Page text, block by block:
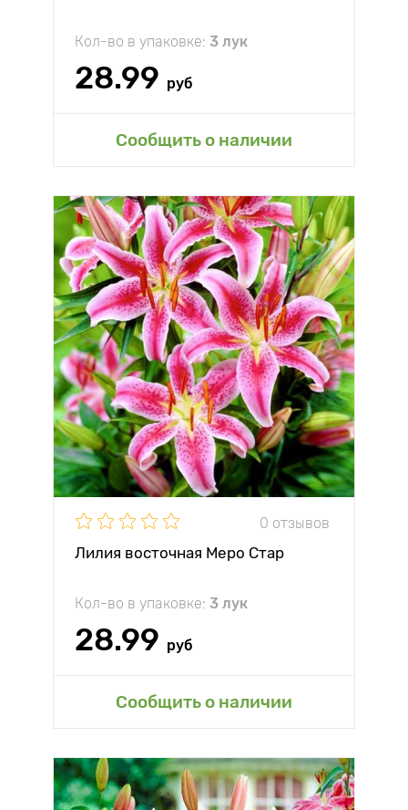
Кол-во в упаковке: 3 лук
28.99 руб
Сообщить о наличии
0 отзывов
Лилия восточная Меро Стар
Кол-во в упаковке: 3 лук
28.99 руб
Сообщить о наличии